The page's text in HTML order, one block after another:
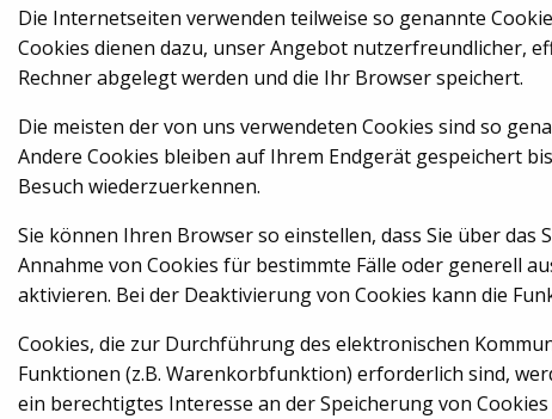
Die Internetseiten verwenden teilweise so genannte
Cookies dienen dazu, unser Angebot nutzerfreundlicher,
Rechner abgelegt werden und die Ihr Browser speichert.
Die meisten der von uns verwendeten Cookies sind so
Andere Cookies bleiben auf Ihrem Endgerät gespeichert
Besuch wiederzuerkennen.
Sie können Ihren Browser so einstellen, dass Sie über
Annahme von Cookies für bestimmte Fälle oder generell
aktivieren. Bei der Deaktivierung von Cookies kann die
Cookies, die zur Durchführung des elektronischen
Funktionen (z.B. Warenkorbfunktion) erforderlich sind,
ein berechtigtes Interesse an der Speicherung von